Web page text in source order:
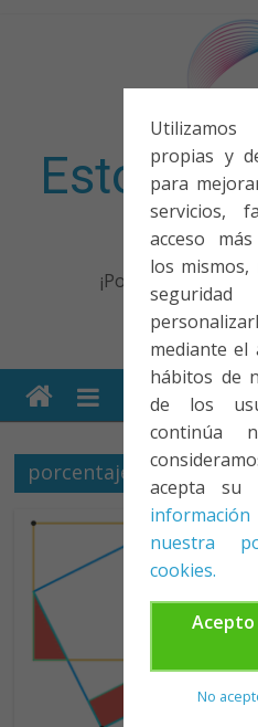
propias y
para
servicios,
acceso
los
mediante el
hábitos de
de los
continúa
acepta su
nuestra
cookies.
Acepto
No
Esto no
¡Porque no solo
porcentaje